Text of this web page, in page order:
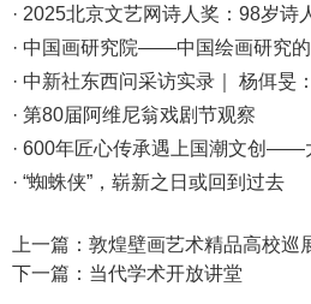
· 中国画研究院——中国绘画研究
· 中新社东西问采访实录｜ 杨佴旻
· 第80届阿维尼翁戏剧节观察
· “蜘蛛侠”，崭新之日或回到过去
上一篇： 敦煌壁画艺术精品高校巡
下一篇： 当代学术开放讲堂